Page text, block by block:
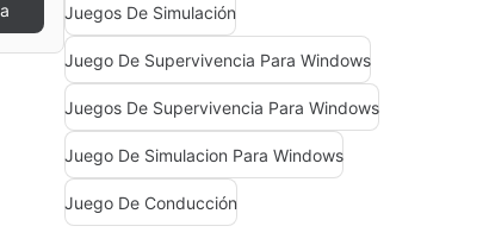
Juegos De Simulación
Juego De Supervivencia Para Windows
Juegos De Supervivencia Para Windows
Juego De Simulacion Para Windows
Juego De Conducción